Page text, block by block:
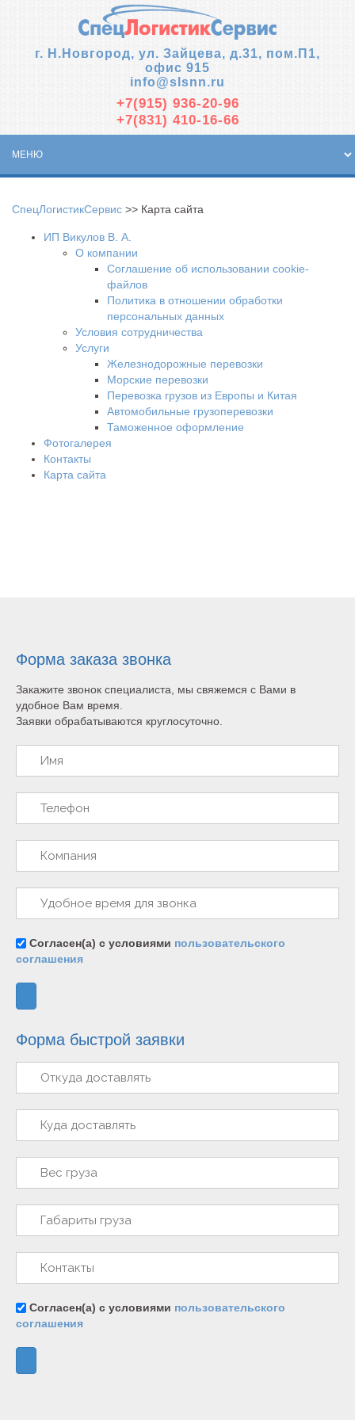
г. Н.Новгород, ул. Зайцева, д.31, пом.П1,
офис 915
info@slsnn.ru
+7(915) 936-20-96
+7(831) 410-16-66
СпецЛогистикСервис >> Карта сайта
ИП Викулов В. А.
О компании
Соглашение об использовании cookie-
файлов
Политика в отношении обработки
персональных данных
Условия сотрудничества
Услуги
Железнодорожные перевозки
Морские перевозки
Перевозка грузов из Европы и Китая
Автомобильные грузоперевозки
Таможенное оформление
Фотогалерея
Контакты
Карта сайта
Форма заказа звонка
Закажите звонок специалиста, мы свяжемся с Вами в
удобное Вам время.
Заявки обрабатываются круглосуточно.
Согласен(а) с условиями пользовательского
соглашения
Форма быстрой заявки
Согласен(а) с условиями пользовательского
соглашения